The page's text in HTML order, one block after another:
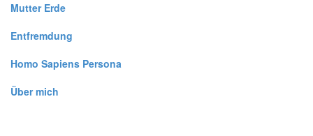
Mutter Erde
Entfremdung
Homo Sapiens Persona
Über mich